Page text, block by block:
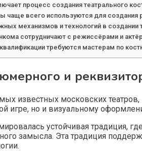
процесс создания театрального
чаще всего используются для создания
механизмов и технологий в создании
сотрудничают с режиссёрами и
требуются мастерам по
и
известных московских театров,
игре, но и визуальному
устойчивая традиция,
замысла. Эта традиция